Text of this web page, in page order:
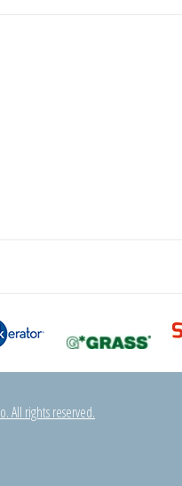
All rights reserved.